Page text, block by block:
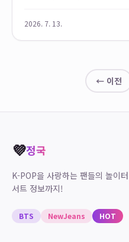
2026. 7. 13.
← 이전
💜정국
K-POP을 사랑하는 팬들의 놀이
서트 정보까지!
BTS NewJeans HOT